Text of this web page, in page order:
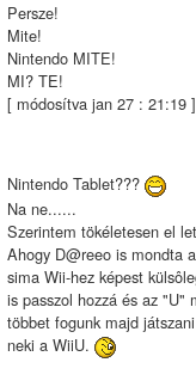
Persze!
Mite!
Nintendo MITE!
MI? TE!
[ módosítva jan 27 : 21:19 ]
Nintendo Tablet???
Na ne......
Szerintem tökéletesen el
Ahogy D@reeo is mondta
sima Wii-hez képest
is passzol hozzá és az "U"
többet fogunk majd
neki a WiiU.